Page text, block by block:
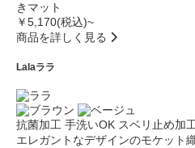
きマット
￥5,170(税込)~
商品を詳しく見る
Lalaララ
抗菌加工 手洗いOK スベリ止め加
エレガントなデザインのモケット